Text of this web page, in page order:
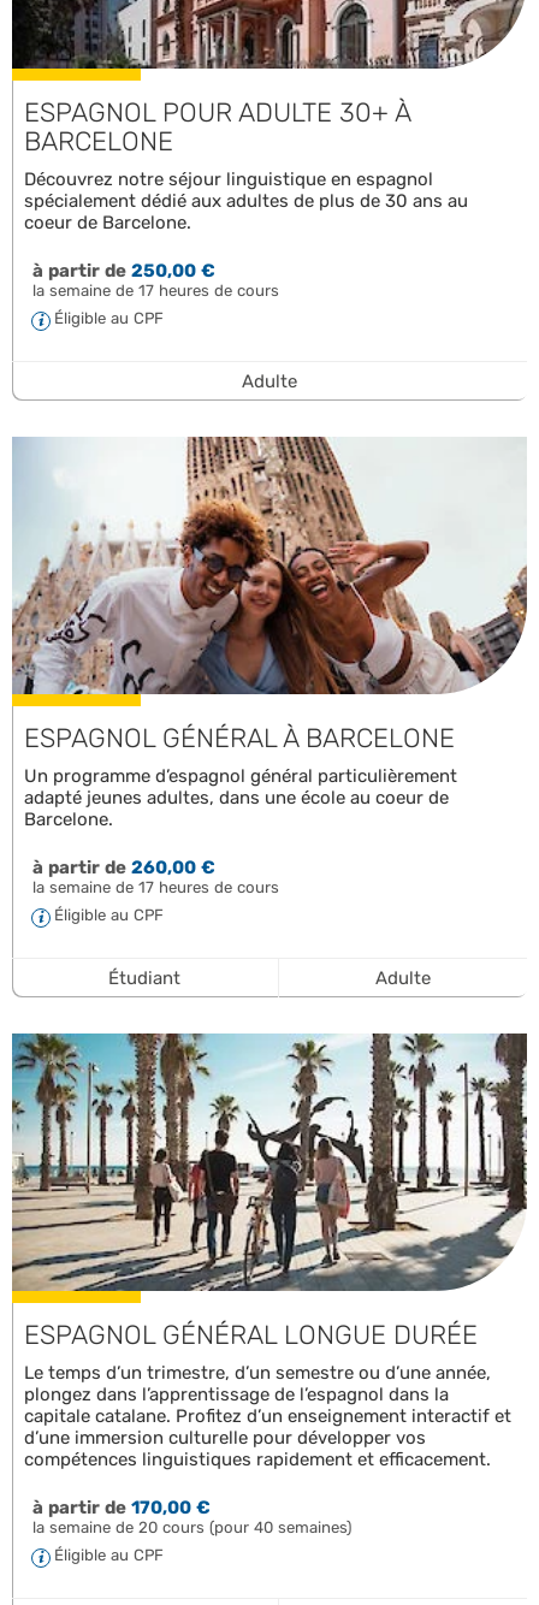
ESPAGNOL POUR ADULTE 30+ À
BARCELONE
Découvrez notre séjour linguistique en espagnol
spécialement dédié aux adultes de plus de 30 ans au
coeur de Barcelone.
à partir de250,00 €
la semaine de 17 heures de cours
Éligible au CPF
Adulte
ESPAGNOL GÉNÉRAL À BARCELONE
Un programme d’espagnol général particulièrement
adapté jeunes adultes, dans une école au coeur de
Barcelone.
à partir de260,00 €
la semaine de 17 heures de cours
Éligible au CPF
Étudiant Adulte
ESPAGNOL GÉNÉRAL LONGUE DURÉE
Le temps d’un trimestre, d’un semestre ou d’une année,
plongez dans l’apprentissage de l’espagnol dans la
capitale catalane. Profitez d’un enseignement interactif et
d’une immersion culturelle pour développer vos
compétences linguistiques rapidement et efficacement.
à partir de170,00 €
la semaine de 20 cours (pour 40 semaines)
Éligible au CPF